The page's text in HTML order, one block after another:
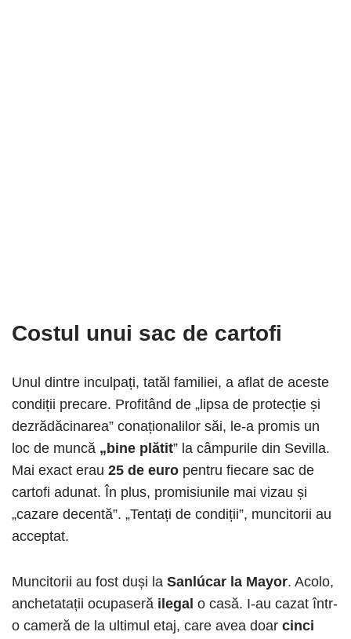
Costul unui sac de cartofi
Unul dintre inculpați, tatăl familiei, a aflat de aceste
condiții precare. Profitând de „lipsa de protecție și
dezrădăcinarea” conaționalilor săi, le-a promis un
loc de muncă „bine plătit” la câmpurile din Sevilla.
Mai exact erau 25 de euro pentru fiecare sac de
cartofi adunat. În plus, promisiunile mai vizau și
„cazare decentă”. „Tentați de condiții”, muncitorii au
acceptat.
Muncitorii au fost duși la Sanlúcar la Mayor. Acolo,
anchetatații ocupaseră ilegal o casă. I-au cazat într-
o cameră de la ultimul etaj, care avea doar cinci